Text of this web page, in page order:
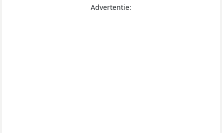
Advertentie: